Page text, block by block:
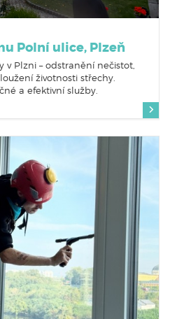
Polní ulice, Plzeň
v Plzni – odstranění nečistot,
životnosti střechy.
a efektivní služby.